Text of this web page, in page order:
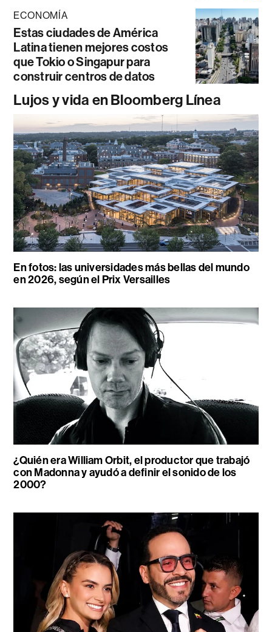
ECONOMÍA
Estas ciudades de América
Latina tienen mejores costos
que Tokio o Singapur para
construir centros de datos
Lujos y vida en Bloomberg Línea
En fotos: las universidades más bellas del mundo
en 2026, según el Prix Versailles
¿Quién era William Orbit, el productor que trabajó
con Madonna y ayudó a definir el sonido de los
2000?